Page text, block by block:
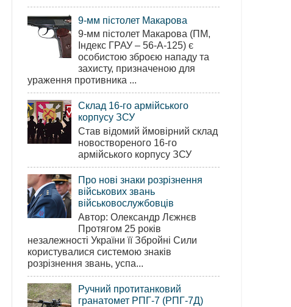
9-мм пістолет Макарова
9-мм пістолет Макарова (ПМ,
Індекс ГРАУ – 56-А-125) є
особистою зброєю нападу та
захисту, призначеною для
ураження противника ...
Склад 16-го армійського
корпусу ЗСУ
Став відомий ймовірний склад
новоствореного 16-го
армійського корпусу ЗСУ
Про нові знаки розрізнення
військових звань
військовослужбовців
Автор: Олександр Лєжнєв
Протягом 25 років
незалежності України її Збройні Сили
користувалися системою знаків
розрізнення звань, успа...
Ручний протитанковий
гранатомет РПГ-7 (РПГ-7Д)